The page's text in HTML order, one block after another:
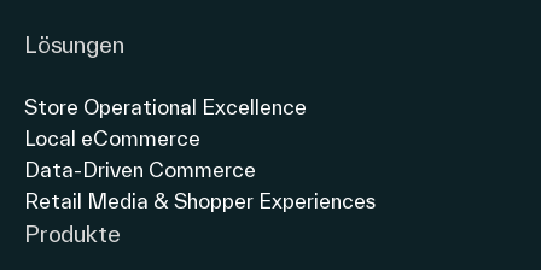
Lösungen
Store Operational Excellence
Local eCommerce
Data-Driven Commerce
Retail Media & Shopper Experiences
Produkte